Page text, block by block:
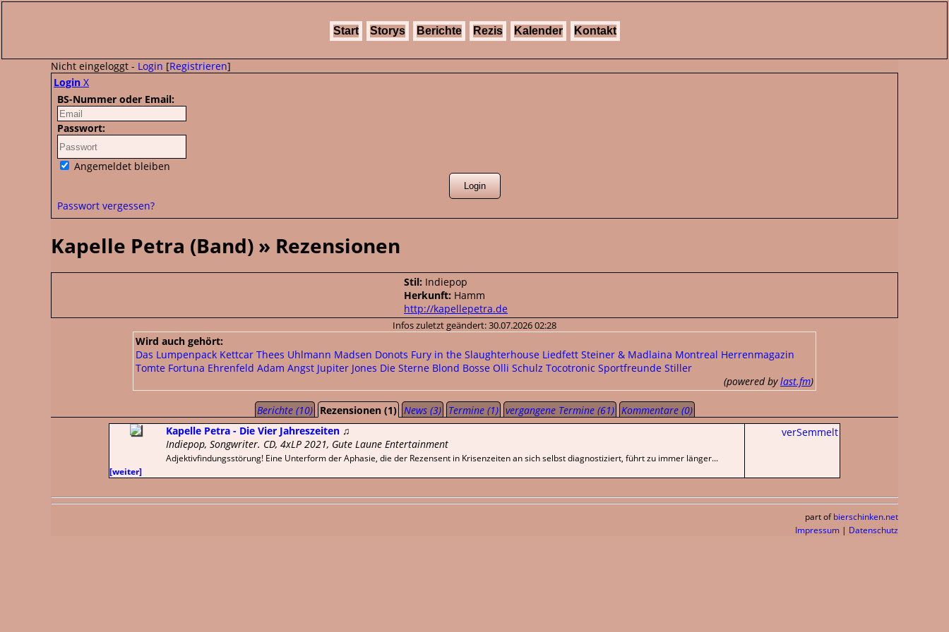
Start Storys Berichte Rezis Kalender Kontakt
Nicht eingeloggt - Login [Registrieren]
Login X
BS-Nummer oder Email:
Passwort:
Angemeldet bleiben
Passwort vergessen?
Kapelle Petra (Band) » Rezensionen
Stil: Indiepop
Herkunft: Hamm
http://kapellepetra.de
Infos zuletzt geändert: 30.07.2026 02:28
Wird auch gehört:
Das Lumpenpack Kettcar Thees Uhlmann Madsen Donots Fury in the Slaughterhouse Liedfett Steiner & Madlaina Montreal Herrenmagazin
Tomte Fortuna Ehrenfeld Adam Angst Jupiter Jones Die Sterne Blond Bosse Olli Schulz Tocotronic Sportfreunde Stiller
(powered bylast.fm)
Berichte (10) Rezensionen (1) News (3) Termine (1) vergangene Termine (61)
Kommentare (0)
verSemmelt
Kapelle Petra - Die Vier Jahreszeiten ♫
Indiepop, Songwriter. CD, 4xLP 2021, Gute Laune Entertainment
Adjektivfindungsstörung! Eine Unterform der Aphasie, die der Rezensent in Krisenzeiten an sich selbst diagnostiziert, führt zu immer länger...
[weiter]
part of bierschinken.net
Impressum | Datenschutz